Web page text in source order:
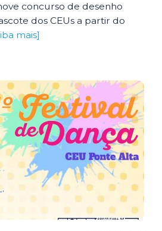
concurso de desenho
dos CEUs a partir do
mais]